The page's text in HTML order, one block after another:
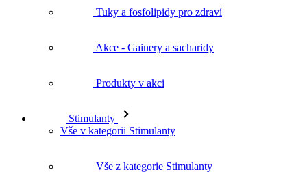
Tuky a fosfolipidy pro zdraví
Akce - Gainery a sacharidy
Produkty v akci
Stimulanty
Vše v kategorii Stimulanty
Vše z kategorie Stimulanty